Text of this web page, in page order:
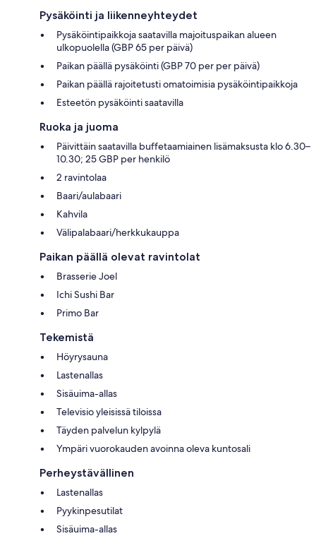
Pysäköinti ja liikenneyhteydet
Pysäköintipaikkoja saatavilla majoituspaikan alueen
ulkopuolella (GBP 65 per päivä)
Paikan päällä pysäköinti (GBP 70 per per päivä)
Paikan päällä rajoitetusti omatoimisia pysäköintipaikkoja
Esteetön pysäköinti saatavilla
Ruoka ja juoma
Päivittäin saatavilla buffetaamiainen lisämaksusta klo 6.30–
10.30; 25 GBP per henkilö
2 ravintolaa
Baari/aulabaari
Kahvila
Välipalabaari/herkkukauppa
Paikan päällä olevat ravintolat
Brasserie Joel
Ichi Sushi Bar
Primo Bar
Tekemistä
Höyrysauna
Lastenallas
Sisäuima-allas
Televisio yleisissä tiloissa
Täyden palvelun kylpylä
Ympäri vuorokauden avoinna oleva kuntosali
Perheystävällinen
Lastenallas
Pyykinpesutilat
Sisäuima-allas